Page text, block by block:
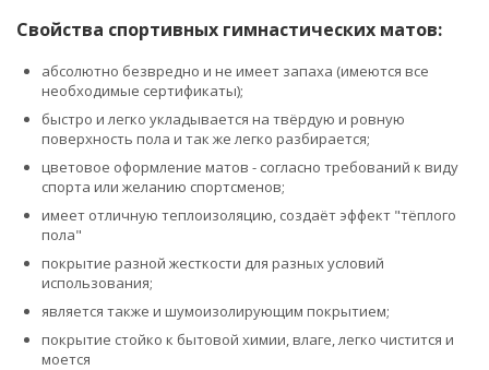
Свойства спортивных гимнастических матов:
абсолютно безвредно и не имеет запаха (имеются все
необходимые сертификаты);
быстро и легко укладывается на твёрдую и ровную
поверхность пола и так же легко разбирается;
цветовое оформление матов - согласно требований к виду
спорта или желанию спортсменов;
имеет отличную теплоизоляцию, создаёт эффект "тёплого
пола"
покрытие разной жесткости для разных условий
использования;
является также и шумоизолирующим покрытием;
покрытие стойко к бытовой химии, влаге, легко чистится и
моется